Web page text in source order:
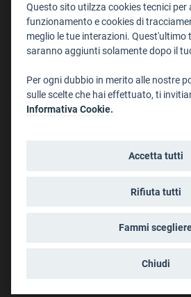
Format - Centro Audiovisivi
Trentino Film Commission
Dove Siamo
Struttura di riferimento
Dichiarazione di accessibilità
Questo sito utilzza cookies tecnici
funzionamento e cookies di
meglio le tue interazioni. Quest'ultimo
saranno aggiunti solamente dopo il
Per ogni dubbio in merito alle nostre
sulle scelte che hai effettuato, ti
Informativa Cookie.
Accetta tutti
Rifiuta tutti
Fammi
Chiudi